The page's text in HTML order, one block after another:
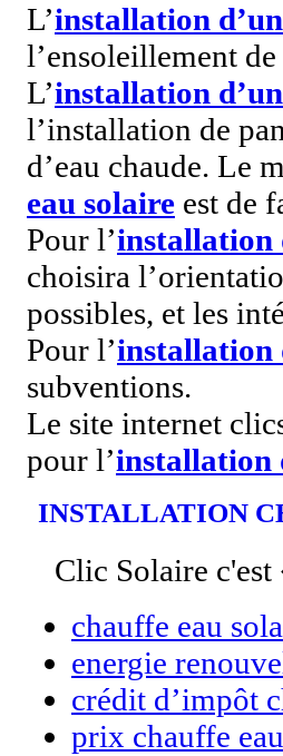
L’installation
l’ensoleillement
L’installation
l’installation de
d’eau chaude. Le
eau solaire est de
Pour l’installation
choisira
possibles, et les
Pour l’installation
subventions.
Le site internet
pour l’installation
INSTALLATION
Clic Solaire
chauffe eau
energie
crédit d’impôt
prix chauffe